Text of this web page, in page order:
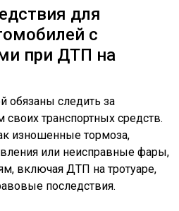
для
с
при ДТП на
обязаны следить за
своих транспортных средств.
изношенные тормоза,
или неисправные фары,
включая ДТП на тротуаре,
последствия.